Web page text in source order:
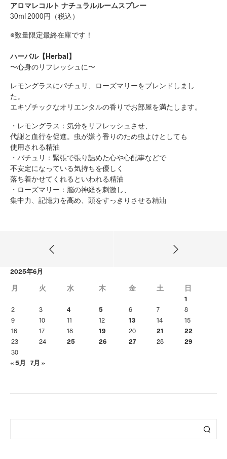
アロマレコルト ナチュラルルームスプレー
30ml 2000円（税込）
※数量限定最終在庫です！
ハーバル【Herbal】
〜心身のリフレッシュに〜
レモングラスにパチュリ、ローズマリーをブレンドしまし
た。
エキゾチックなオリエンタルの香りでお部屋を満たします。
・レモングラス：気分をリフレッシュさせ、
代謝と血行を促進。虫が嫌う香りのため虫よけとしても
使用される精油
・パチュリ：緊張で張り詰めた心や心配事などで
不安定になっている気持ちを優しく
落ち着かせてくれるといわれる精油
・ローズマリー：脳の神経を刺激し、
集中力、記憶力を高め、頭をすっきりさせる精油
2025年6月
月 火 水 木 金 土 日
1
2
3 4 5 6 7
8
9
10 11 12 13 14
15
16
17 18 19 20 21
22
23
24 25 26 27 28
29
30
« 5月
7月 »